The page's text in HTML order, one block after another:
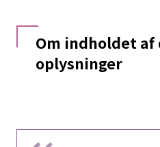
Om indholdet
oplysninger